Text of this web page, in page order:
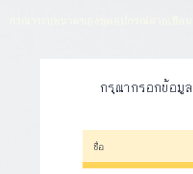
กรุณากรอกข้อมู